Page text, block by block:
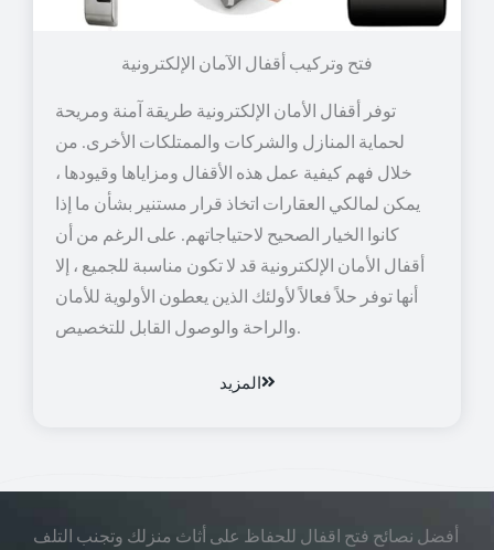
توفر أقفال الأمان الإلكترونية طريقة آمنة ومريحة
لحماية المنازل والشركات والممتلكات الأخرى. من
خلال فهم كيفية عمل هذه الأقفال ومزاياها وقيودها ،
يمكن لمالكي العقارات اتخاذ قرار مستنير بشأن ما إذا
كانوا الخيار الصحيح لاحتياجاتهم. على الرغم من أن
أقفال الأمان الإلكترونية قد لا تكون مناسبة للجميع ، إلا
أنها توفر حلاً فعالاً لأولئك الذين يعطون الأولوية للأمان
والراحة والوصول القابل للتخصيص.
المزيد
أفضل نصائح فتح اقفال للحفاظ على أثاث منزلك وتجنب التلف